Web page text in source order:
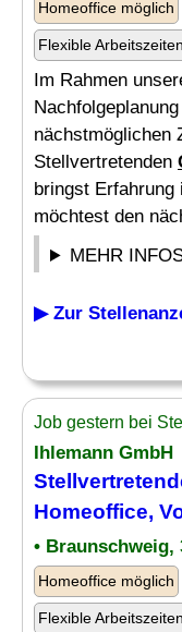
Homeoffice möglich
Flexible Arbeitszeiten
Im Rahmen
nächstmöglichen
Stellvertretenden
bringst Erfahrung
möchtest den
MEHR
▶ Zur
Job gestern bei
Ihlemann GmbH
Homeoffice,
• Braunschweig,
Homeoffice möglich
Flexible Arbeitszeiten